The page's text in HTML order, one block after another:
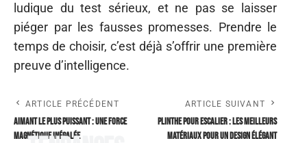
ludique du test sérieux, et ne pas se laisser
piéger par les fausses promesses. Prendre le
temps de choisir, c’est déjà s’offrir une première
preuve d’intelligence.
ARTICLE PRÉCÉDENT
Aimant le plus puissant : une force
magnétique inégalée
ARTICLE SUIVANT
Plinthe pour escalier : les meilleurs
matériaux pour un design élégant